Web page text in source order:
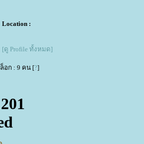
Location :
[ดู Profile ทั้งหมด]
อก : 9 คน [?]